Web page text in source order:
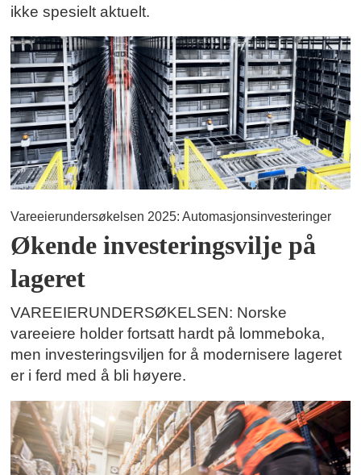
ikke spesielt aktuelt.
Vareeierundersøkelsen 2025: Automasjonsinvesteringer
Økende investeringsvilje på
lageret
VAREEIERUNDERSØKELSEN: Norske
vareeiere holder fortsatt hardt på lommeboka,
men investeringsviljen for å modernisere lageret
er i ferd med å bli høyere.